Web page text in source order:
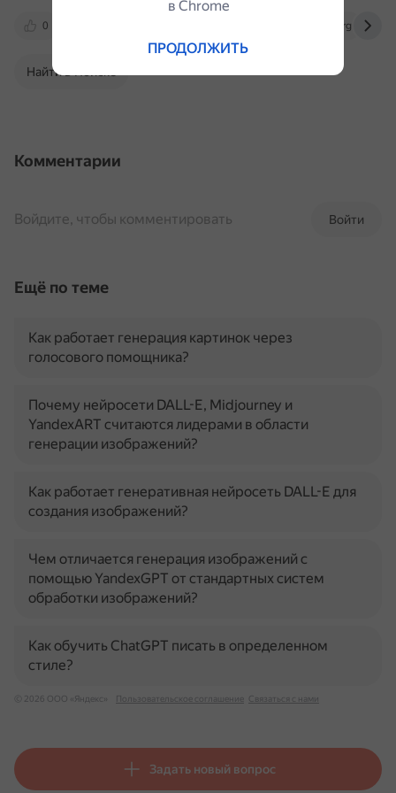
0 cito-web.yspu.org
Найти в Поиске
Комментарии
Войти
Войдите, чтобы комментировать
Ещё по теме
Как работает генерация картинок через
голосового помощника?
Почему нейросети DALL-E, Midjourney и
YandexART считаются лидерами в области
генерации изображений?
Как работает генеративная нейросеть DALL-E для
создания изображений?
Чем отличается генерация изображений с
помощью YandexGPT от стандартных систем
обработки изображений?
Как обучить ChatGPT писать в определенном
стиле?
© 2026 ООО «Яндекс» Пользовательское соглашение Связаться с нами
Задать новый вопрос
в Сhrome
ПРОДОЛЖИТЬ